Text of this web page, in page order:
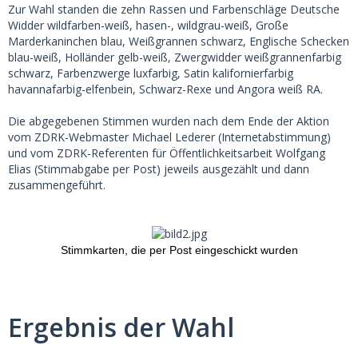
Zur Wahl standen die zehn Rassen und Farbenschläge Deutsche
Widder wildfarben-weiß, hasen-, wildgrau-weiß, Große
Marderkaninchen blau, Weißgrannen schwarz, Englische Schecken
blau-weiß, Holländer gelb-weiß, Zwergwidder weißgrannenfarbig
schwarz, Farbenzwerge luxfarbig, Satin kalifornierfarbig
havannafarbig-elfenbein, Schwarz-Rexe und Angora weiß RA.
Die abgegebenen Stimmen wurden nach dem Ende der Aktion
vom ZDRK-Webmaster Michael Lederer (Internetabstimmung)
und vom ZDRK-Referenten für Öffentlichkeitsarbeit Wolfgang
Elias (Stimmabgabe per Post) jeweils ausgezählt und dann
zusammengeführt.
Stimmkarten, die per Post eingeschickt wurden
Ergebnis der Wahl